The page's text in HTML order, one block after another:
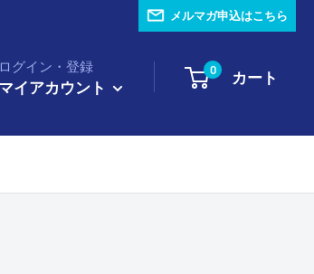
メルマガ申込はこちら
ログイン・登録
マイアカウント
0 カート